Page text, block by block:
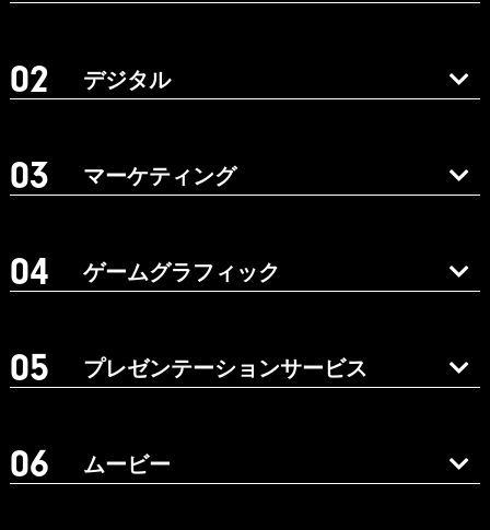
デジタル
マーケティング
ゲームグラフィック
プレゼンテーションサービス
ムービー